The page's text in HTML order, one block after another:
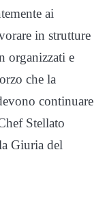
ai
in strutture
organizzati e
che la
continuare
Stellato
Giuria del